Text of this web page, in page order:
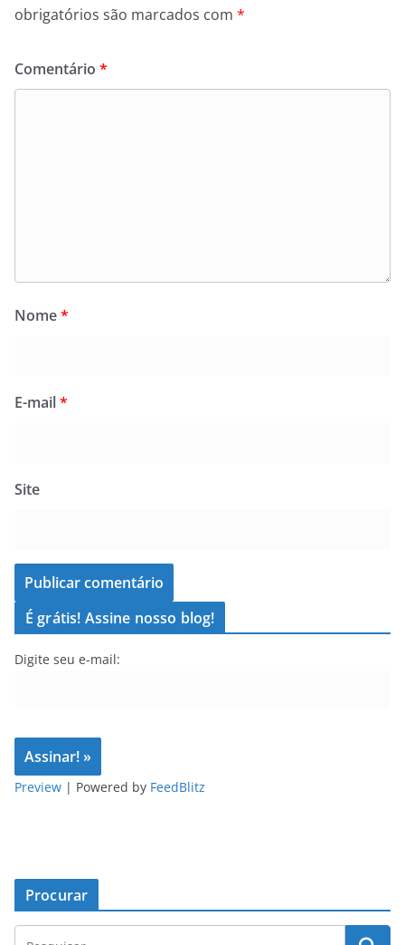
obrigatórios são marcados com *
Comentário *
Nome*
E-mail*
Site
É grátis! Assine nosso blog!
Digite seu e-mail:
Preview | Powered by FeedBlitz
Procurar